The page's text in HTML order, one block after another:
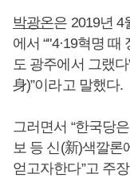
박광온은 2019년 4
에서 “"4·19혁명
도 광주에서 그랬
身)”이라고 말했다.
그러면서 “한국당
보 등 신(新)색깔론
얻고자한다”고 주